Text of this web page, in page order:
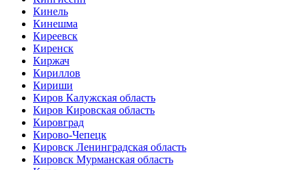
Кинель
Кинешма
Киреевск
Киренск
Киржач
Кириллов
Кириши
Киров Калужская область
Киров Кировская область
Кировград
Кирово-Чепецк
Кировск Ленинградская область
Кировск Мурманская область